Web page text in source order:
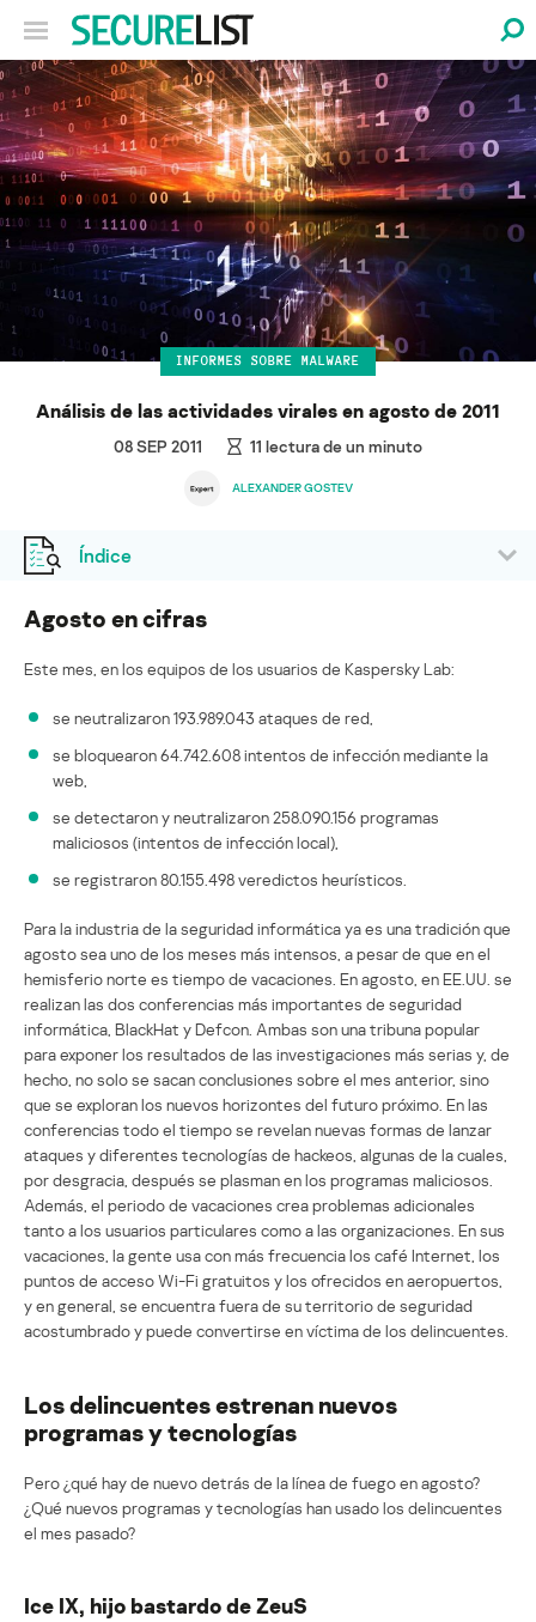
INFORMES SOBRE MALWARE
Análisis de las actividades virales en agosto de 2011
08 SEP 2011 11 lectura de un minuto
ALEXANDER GOSTEV
Índice
Agosto en cifras
Este mes, en los equipos de los usuarios de Kaspersky Lab:
se neutralizaron 193.989.043 ataques de red,
se bloquearon 64.742.608 intentos de infección mediante la
web,
se detectaron y neutralizaron 258.090.156 programas
maliciosos (intentos de infección local),
se registraron 80.155.498 veredictos heurísticos.
Para la industria de la seguridad informática ya es una tradición que
agosto sea uno de los meses más intensos, a pesar de que en el
hemisferio norte es tiempo de vacaciones. En agosto, en EE.UU. se
realizan las dos conferencias más importantes de seguridad
informática, BlackHat y Defcon. Ambas son una tribuna popular
para exponer los resultados de las investigaciones más serias y, de
hecho, no solo se sacan conclusiones sobre el mes anterior, sino
que se exploran los nuevos horizontes del futuro próximo. En las
conferencias todo el tiempo se revelan nuevas formas de lanzar
ataques y diferentes tecnologías de hackeos, algunas de la cuales,
por desgracia, después se plasman en los programas maliciosos.
Además, el periodo de vacaciones crea problemas adicionales
tanto a los usuarios particulares como a las organizaciones. En sus
vacaciones, la gente usa con más frecuencia los café Internet, los
puntos de acceso Wi-Fi gratuitos y los ofrecidos en aeropuertos,
y en general, se encuentra fuera de su territorio de seguridad
acostumbrado y puede convertirse en víctima de los delincuentes.
Los delincuentes estrenan nuevos
programas y tecnologías
Pero ¿qué hay de nuevo detrás de la línea de fuego en agosto?
¿Qué nuevos programas y tecnologías han usado los delincuentes
el mes pasado?
Ice IX, hijo bastardo de ZeuS